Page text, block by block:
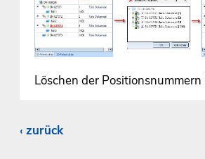
Löschen der
zurück